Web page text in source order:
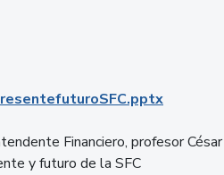
Financiero, profesor César
y futuro de la SFC